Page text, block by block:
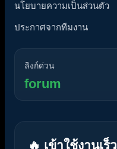
นโยบายความเป็นส่วนตัว
ประกาศจากทีมงาน
ลิงก์ด่วน
forum
🔥 เข้าใช้งานเร็ว